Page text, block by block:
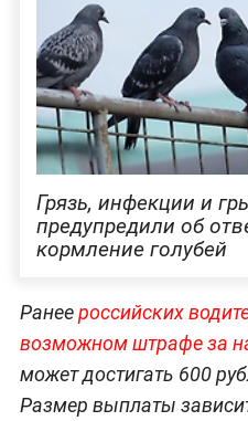
Грязь, инфекции и
предупредили об
кормление голубей
Ранеероссийских
возможном штрафе за
может достигать 600
Размер выплаты